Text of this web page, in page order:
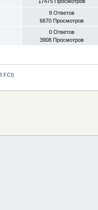
9 Ответов
6670 Просмотров
0 Ответов
3908 Просмотров
FCI)